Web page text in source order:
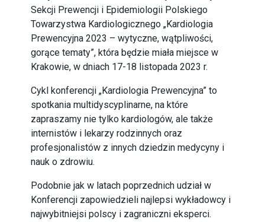
Sekcji Prewencji i Epidemiologii Polskiego
Towarzystwa Kardiologicznego „Kardiologia
Prewencyjna 2023 – wytyczne, wątpliwości,
gorące tematy”, która będzie miała miejsce w
Krakowie, w dniach 17-18 listopada 2023 r.
Cykl konferencji „Kardiologia Prewencyjna” to
spotkania multidyscyplinarne, na które
zapraszamy nie tylko kardiologów, ale także
internistów i lekarzy rodzinnych oraz
profesjonalistów z innych dziedzin medycyny i
nauk o zdrowiu.
Podobnie jak w latach poprzednich udział w
Konferencji zapowiedzieli najlepsi wykładowcy i
najwybitniejsi polscy i zagraniczni eksperci.